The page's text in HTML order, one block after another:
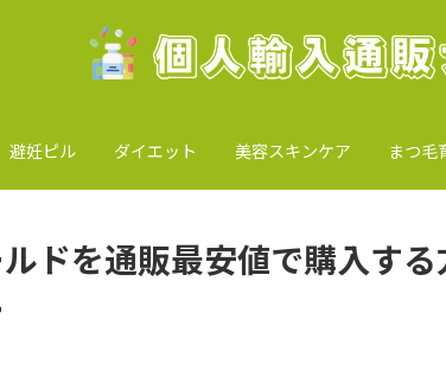
避妊ピル ダイエット 美容スキンケア まつ毛
ドを通販最安値で購入す